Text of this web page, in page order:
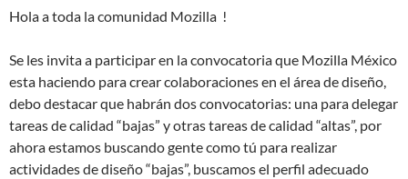
Hola a toda la comunidad Mozilla !
Se les invita a participar en la convocatoria que Mozilla México
esta haciendo para crear colaboraciones en el área de diseño,
debo destacar que habrán dos convocatorias: una para delegar
tareas de calidad “bajas” y otras tareas de calidad “altas”, por
ahora estamos buscando gente como tú para realizar
actividades de diseño “bajas”, buscamos el perfil adecuado